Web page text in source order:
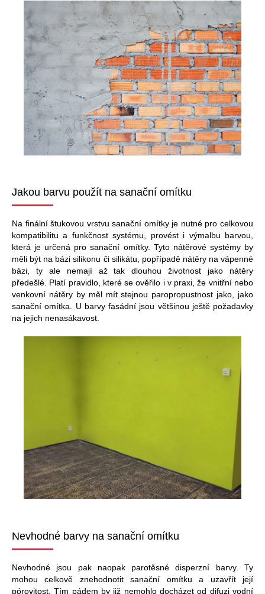
Jakou barvu použít na sanační omítku
Na finální štukovou vrstvu sanační omítky je nutné pro celkovou
kompatibilitu a funkčnost systému, provést i výmalbu barvou,
která je určená pro sanační omítky. Tyto nátěrové systémy by
měli být na bázi silikonu či silikátu, popřípadě nátěry na vápenné
bázi, ty ale nemají až tak dlouhou životnost jako nátěry
předešlé. Platí pravidlo, které se ověřilo i v praxi, že vnitřní nebo
venkovní nátěry by měl mít stejnou paropropustnost jako, jako
sanační omítka. U barvy fasádní jsou většinou ještě požadavky
na jejich nenasákavost.
Nevhodné barvy na sanační omítku
Nevhodné jsou pak naopak parotěsné disperzní barvy. Ty
mohou celkově znehodnotit sanační omítku a uzavřít její
pórovitost. Tím pádem by již nemohlo docházet od difuzi vodní